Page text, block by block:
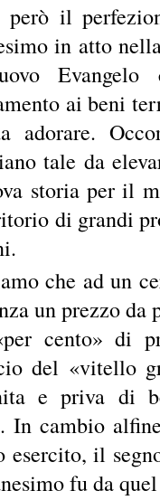
però il
in atto
Evangelo
ai beni
adorare.
tale da
storia per il
di grandi
che ad un
un prezzo
cento» di
del «vitello
e priva di
In cambio
esercito, il
fu da